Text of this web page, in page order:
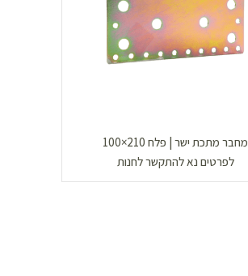
מחבר מתכת ישר | פלח 210×100
לפרטים נא להתקשר לחנות